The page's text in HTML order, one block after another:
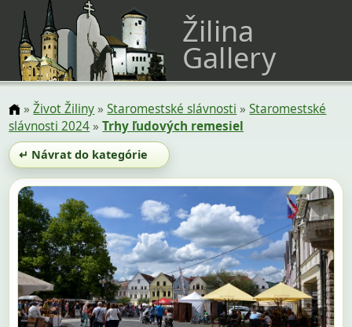
Žilina
Gallery
»Život Žiliny»Staromestské slávnosti »Staromestské
slávnosti 2024»Trhy ľudových remesiel
↵ Návrat do kategórie